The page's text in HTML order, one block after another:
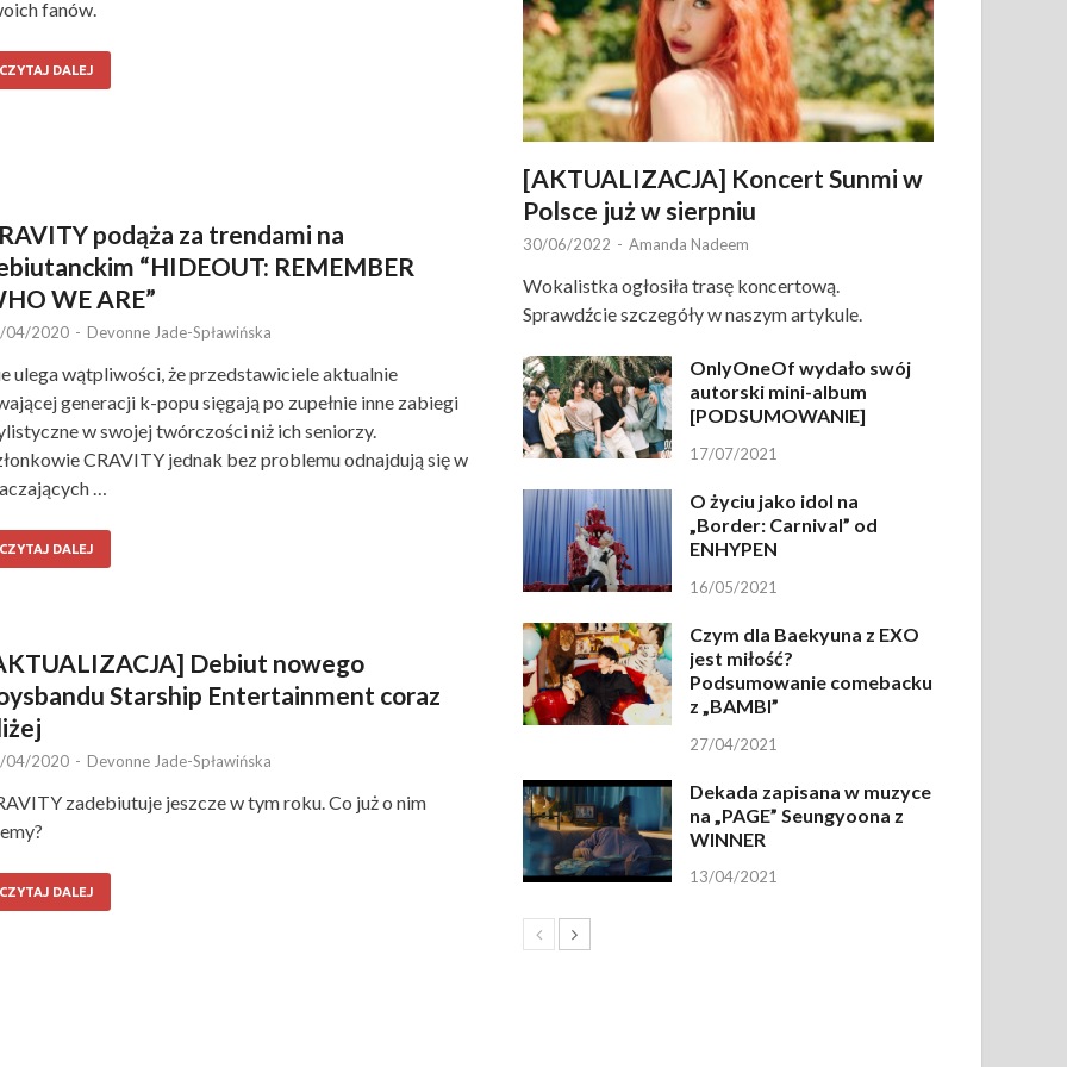
fanów.
CZYTAJ DALEJ
podąża za trendami na
“HIDEOUT: REMEMBER
WE ARE”
04/2020 - Devonne Jade-Spławińska
ulega wątpliwości, że przedstawiciele aktualnie
generacji k-popu sięgają po zupełnie inne zabiegi
w swojej twórczości niż ich seniorzy.
CRAVITY jednak bez problemu odnajdują się w
…
CZYTAJ DALEJ
Debiut nowego
Starship Entertainment coraz
04/2020 - Devonne Jade-Spławińska
zadebiutuje jeszcze w tym roku. Co już o nim
CZYTAJ DALEJ
[AKTUALIZACJA] Koncert Sunmi w
Polsce już w sierpniu
30/06/2022 - Amanda Nadeem
Wokalistka ogłosiła trasę koncertową.
Sprawdźcie szczegóły w naszym artykule.
OnlyOneOf wydało swój
autorski mini-album
[PODSUMOWANIE]
17/07/2021
O życiu jako idol na
„Border: Carnival” od
ENHYPEN
16/05/2021
Czym dla Baekyuna z EXO
jest miłość?
Podsumowanie comebacku
z „BAMBI”
27/04/2021
Dekada zapisana w muzyce
na „PAGE” Seungyoona z
WINNER
13/04/2021